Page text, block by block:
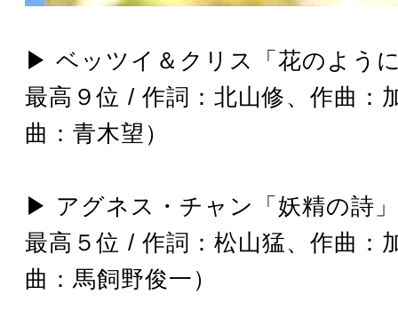
▶︎ ベッツイ＆クリス「花のよう
最高９位 / 作詞：北山修、作曲：
曲：青木望）
▶︎ アグネス・チャン「妖精の詩
最高５位 / 作詞：松山猛、作曲：
曲：馬飼野俊一）